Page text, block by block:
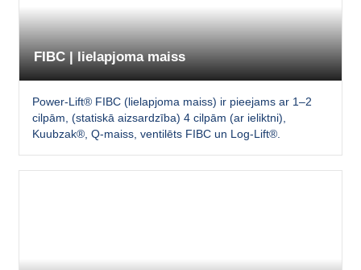
FIBC | lielapjoma maiss
Power-Lift® FIBC (lielapjoma maiss) ir pieejams ar 1–2
cilpām, (statiskā aizsardzība) 4 cilpām (ar ieliktni),
Kuubzak®, Q-maiss, ventilēts FIBC un Log-Lift®.